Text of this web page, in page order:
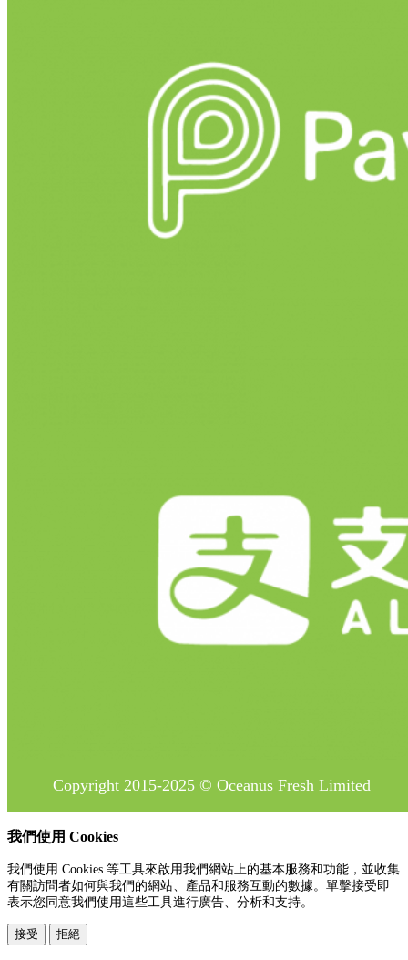
Copyright 2015-2025 © Oceanus Fresh Limited
我們使用 Cookies
我們使用 Cookies 等工具來啟用我們網站上的基本服務和功能，並收集
有關訪問者如何與我們的網站、產品和服務互動的數據。單擊接受即
表示您同意我們使用這些工具進行廣告、分析和支持。
接受 拒絕